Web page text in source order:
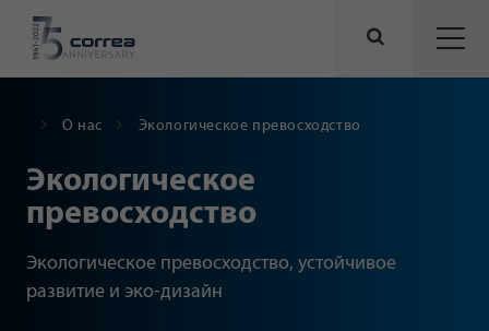
О нас Экологическое превосходство
Экологическое
превосходство
Экологическое превосходство, устойчивое
развитие и эко-дизайн